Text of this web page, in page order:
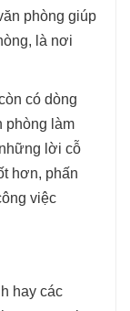
phòng giúp
là nơi
có dòng
phòng làm
lời cỗ
hơn, phấn
việc
hay các